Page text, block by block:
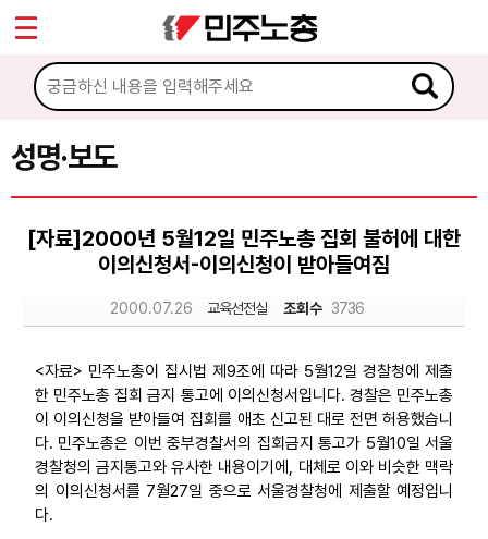
성명·보도
[자료]2000년 5월12일 민주노총 집회 불허에 대한
이의신청서-이의신청이 받아들여짐
2000.07.26 교육선전실 조회수 3736
<자료> 민주노총이 집시법 제9조에 따라 5월12일 경찰청에 제출
한 민주노총 집회 금지 통고에 이의신청서입니다. 경찰은 민주노총
이 이의신청을 받아들여 집회를 애초 신고된 대로 전면 허용했습니
다. 민주노총은 이번 중부경찰서의 집회금지 통고가 5월10일 서울
경찰청의 금지통고와 유사한 내용이기에, 대체로 이와 비슷한 맥락
의 이의신청서를 7월27일 중으로 서울경찰청에 제출할 예정입니
다.
마이페이지
소개
소식
공지사항
성명·보도
자료
부설기관
Sketchbook5, 스케치북5
Sketchbook5, 스케치북5